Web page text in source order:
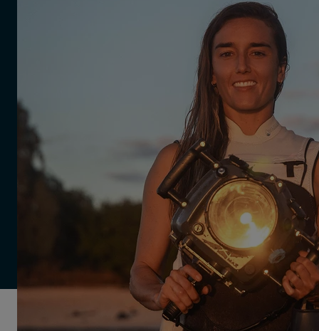
Aufgewachsen ist Christa allerdings in Colorado, wo
sie zunächst ihre Liebe zur Fotografie entdeckte.
Später kombinierte sie dies mit ihrer Begeisterung
für den Ozean und schaffte es, ihren eigenen Weg in
die überwiegend männlich dominierte Surfszene zu
finden. Heute sucht sie im Swell den perfekten
Winkel für ihre Bilder, genießt aber auch mitten im
Wellenchaos die seltenen Momente der Ruhe.
Christa Funk ist im Film Christa Funk: First In, Last Outim
Rahmen der International Ocean Film Tour Vol. 12 zu sehen.
Weitere Informationen zum Film findest du hier:Filmseite
Christa Funk: First In, Last Out